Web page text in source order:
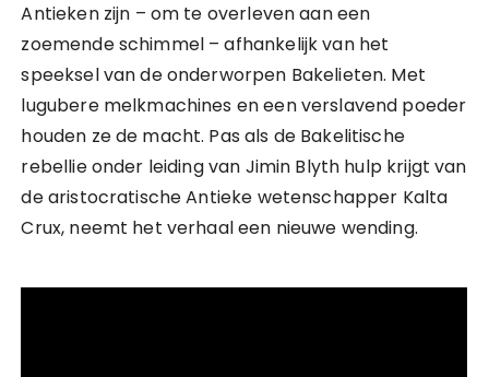
Antieken zijn – om te overleven aan een
zoemende schimmel – afhankelijk van het
speeksel van de onderworpen Bakelieten. Met
lugubere melkmachines en een verslavend poeder
houden ze de macht. Pas als de Bakelitische
rebellie onder leiding van Jimin Blyth hulp krijgt van
de aristocratische Antieke wetenschapper Kalta
Crux, neemt het verhaal een nieuwe wending.